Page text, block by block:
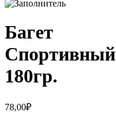
Багет
Спортивный
180гр.
78,00₽